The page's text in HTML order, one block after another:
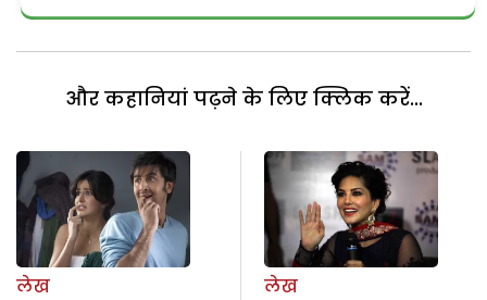
और कहानियां पढ़ने के लिए क्लिक करें...
लेख
लेख